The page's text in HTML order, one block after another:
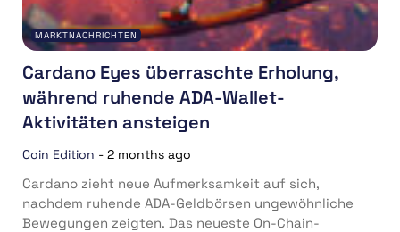
MARKTNACHRICHTEN
Cardano Eyes überraschte Erholung,
während ruhende ADA-Wallet-
Aktivitäten ansteigen
Coin Edition - 2 months ago
Cardano zieht neue Aufmerksamkeit auf sich,
nachdem ruhende ADA-Geldbörsen ungewöhnliche
Bewegungen zeigten. Das neueste On-Chain-